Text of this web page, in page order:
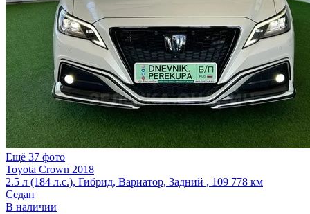
Ещё 37 фото
Toyota Crown 2018
2.5 л (184 л.с.), Гибрид, Вариатор, Задний , 109 778 км
Седан
В наличии